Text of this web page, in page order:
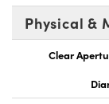
Physical &
Clear